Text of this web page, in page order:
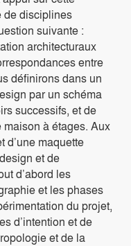
de disciplines
suivante :
architecturaux
entre
définirons dans un
par un schéma
successifs, et de
maison à étages. Aux
d’une maquette
et de
d’abord les
et les phases
du projet,
d’intention et de
et de la